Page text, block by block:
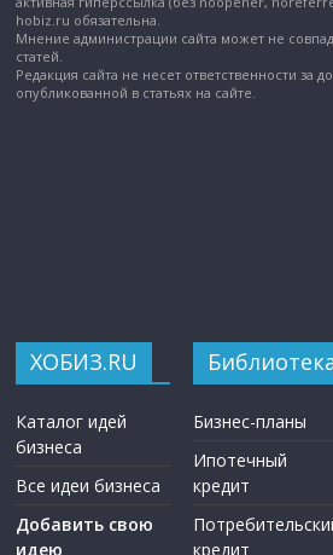
hobiz.ru обязательна.
Мнение администрации сайта может не
статей.
Редакция сайта не несет ответственности за
опубликованной в статьях на сайте.
ХОБИЗ.RU
Каталог идей
бизнеса
Все идеи бизнеса
Добавить свою
идею
Бизнес-планы
Ипотечный
кредит
кредит